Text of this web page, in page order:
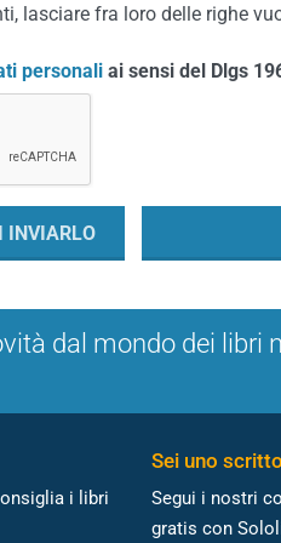
lasciare fra loro delle righe
personali ai sensi del Dlgs
dal mondo dei libri
i libri
Sei uno
Segui i nostri
gratis con